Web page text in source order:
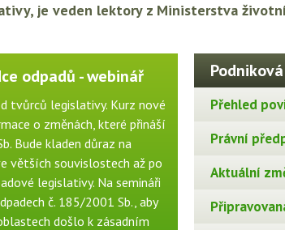
je veden lektory z Ministerstva
odpadů - webinář
tvůrců legislativy. Kurz nové
o změnách, které přináší
Bude kladen důraz na
větších souvislostech až po
legislativy. Na semináři
č. 185/2001 Sb., aby
došlo k zásadním
Přehled
Právní
Aktuální